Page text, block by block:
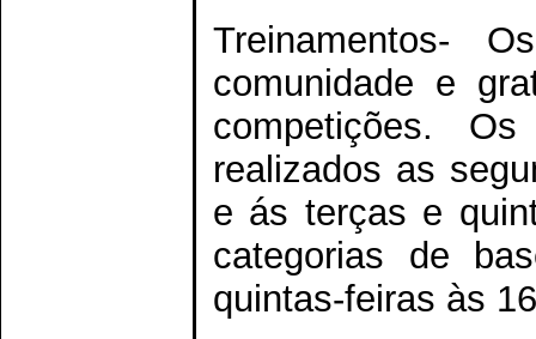
Treinamentos-
comunidade e
competições.
realizados as
e ás terças e
categorias de
quintas-feiras às